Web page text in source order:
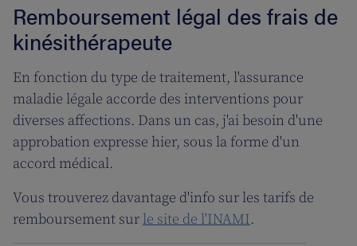
Remboursement légal des frais de
kinésithérapeute
En fonction du type de traitement, l'assurance
maladie légale accorde des interventions pour
diverses affections. Dans un cas, j'ai besoin d'une
approbation expresse hier, sous la forme d'un
accord médical.
Vous trouverez davantage d'info sur les tarifs de
remboursement sur le site de l'INAMI.